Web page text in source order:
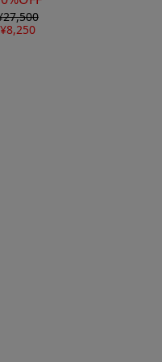
27,500
¥8,250